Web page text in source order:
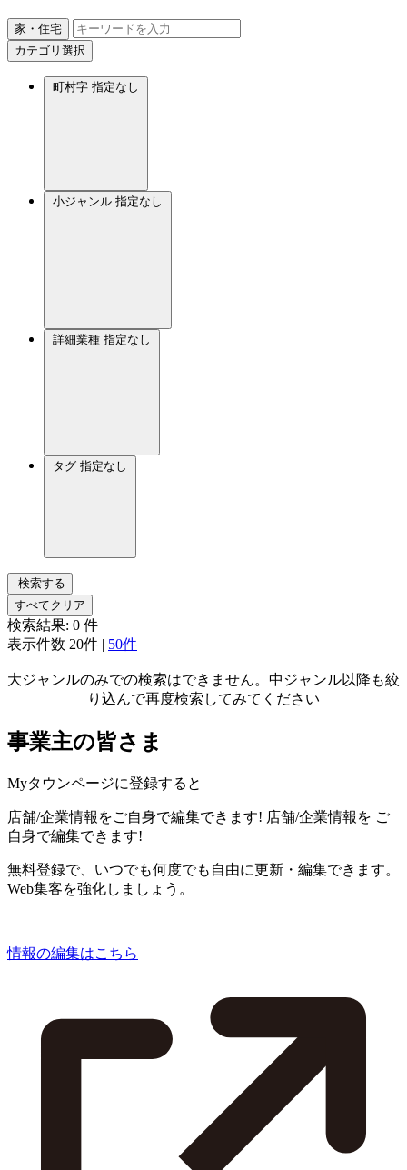
家・住宅
カテゴリ選択
町村字 指定なし
小ジャンル 指定なし
詳細業種 指定なし
タグ 指定なし
検索する
すべてクリア
検索結果: 0 件
表示件数 20件 | 50件
大ジャンルのみでの検索はできません。中ジャンル以降も絞
り込んで再度検索してみてください
事業主の皆さま
Myタウンページに登録すると
店舗/企業情報をご自身で編集できます! 店舗/企業情報を ご
自身で編集できます!
無料登録で、いつでも何度でも自由に更新・編集できます。
Web集客を強化しましょう。
情報の編集はこちら